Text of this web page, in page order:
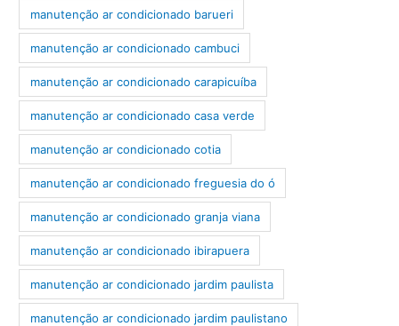
manutenção ar condicionado barueri
manutenção ar condicionado cambuci
manutenção ar condicionado carapicuíba
manutenção ar condicionado casa verde
manutenção ar condicionado cotia
manutenção ar condicionado freguesia do ó
manutenção ar condicionado granja viana
manutenção ar condicionado ibirapuera
manutenção ar condicionado jardim paulista
manutenção ar condicionado jardim paulistano